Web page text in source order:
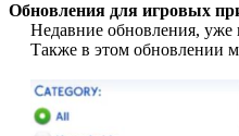
Обновления для игровых
Недавние обновления,
Также в этом обновлении